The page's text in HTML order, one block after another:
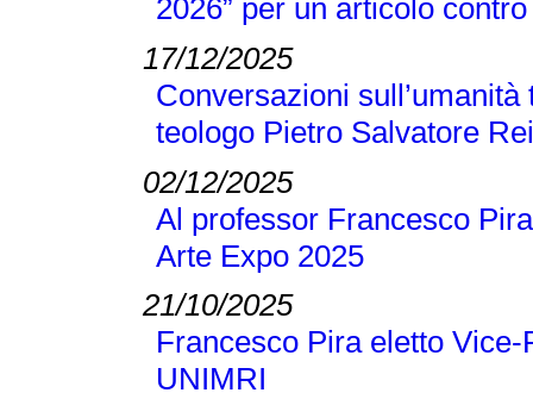
2026” per un articolo
17/12/2025
Conversazioni
teologo Pietro Salvatore
02/12/2025
Al professor Francesco
Arte Expo 2025
21/10/2025
Francesco Pira eletto
UNIMRI